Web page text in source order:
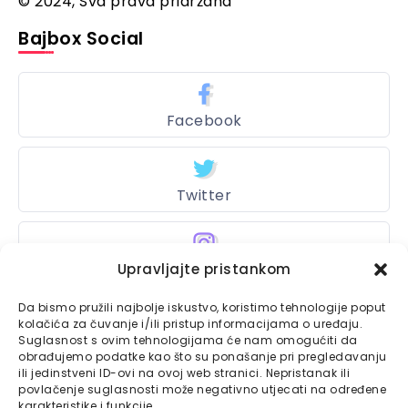
Upravljajte pristankom
Da bismo pružili najbolje iskustvo, koristimo tehnologije poput
kolačića za čuvanje i/ili pristup informacijama o uređaju.
Suglasnost s ovim tehnologijama će nam omogućiti da
obrađujemo podatke kao što su ponašanje pri pregledavanju
ili jedinstveni ID-ovi na ovoj web stranici. Nepristanak ili
povlačenje suglasnosti može negativno utjecati na određene
Bajbox Social
Facebook
Twitter
Instagram
Bajtbox
Linkovi
Bajtbox koristi